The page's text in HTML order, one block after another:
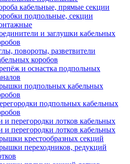
кабельные, прямые секции
подпольные, секции
и заглушки кабельных
повороты, разветвители
коробов
и оснастка подпольных
подпольных кабельных
подпольных кабельных
перегородки лотков кабельных
перегородки лотков кабельных
крестообразных секций
переходников, редукций